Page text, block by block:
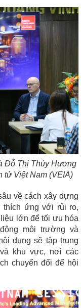
Đỗ Thị Thúy Hương
tử Việt Nam (VEIA)
về cách xây dựng
thích ứng với rủi ro,
lớn để tối ưu hóa
môi trường và
dung sẽ tập trung
khu vực, nơi các
chuyển đổi để hội